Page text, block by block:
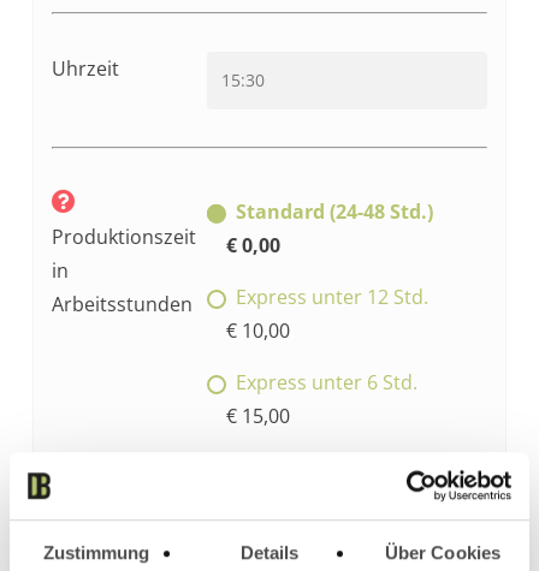
Zustimmung Details Über Cookies
Uhrzeit
Produktionszeit
in
Arbeitsstunden
Standard (24-48 Std.)
€ 0,00
Express unter 12 Std.
€ 10,00
Express unter 6 Std.
€ 15,00
Express unter 3 Std.
Wochenende/Overnight